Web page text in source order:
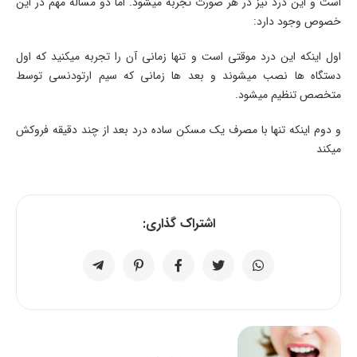
خصوص وجود دارد:
اول اینکه این درد موقتی است و تنها زمانی آن را تجربه میکنید که اول
دستگاه ها نصب میشوند و بعد ها زمانی که سیم ارتودنسی توسط
متخصص تنظیم میشود.
و دوم اینکه تنها با مصرف یک مسکن ساده درد بعد از چند دقیقه فروکش
میکند
اشتراک گذاری: